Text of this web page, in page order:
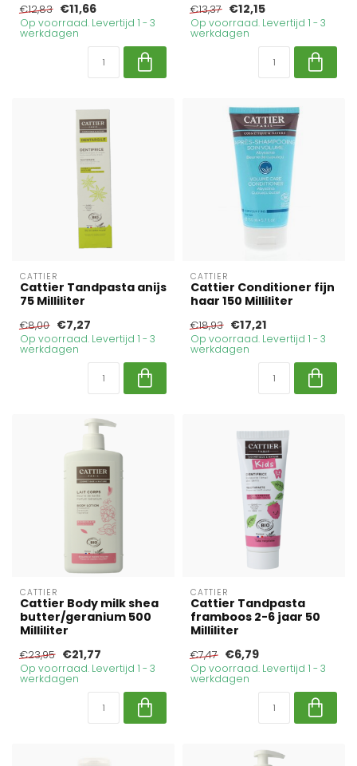
€12,83 €11,66
Op voorraad. Levertijd 1 - 3
werkdagen
€13,37 €12,15
Op voorraad. Levertijd 1 - 3
werkdagen
CATTIER
Cattier Tandpasta anijs
75 Milliliter
€8,00 €7,27
Op voorraad. Levertijd 1 - 3
werkdagen
CATTIER
Cattier Conditioner fijn
haar 150 Milliliter
€18,93 €17,21
Op voorraad. Levertijd 1 - 3
werkdagen
CATTIER
Cattier Body milk shea
butter/geranium 500
Milliliter
€23,95 €21,77
Op voorraad. Levertijd 1 - 3
werkdagen
CATTIER
Cattier Tandpasta
framboos 2-6 jaar 50
Milliliter
€7,47 €6,79
Op voorraad. Levertijd 1 - 3
werkdagen